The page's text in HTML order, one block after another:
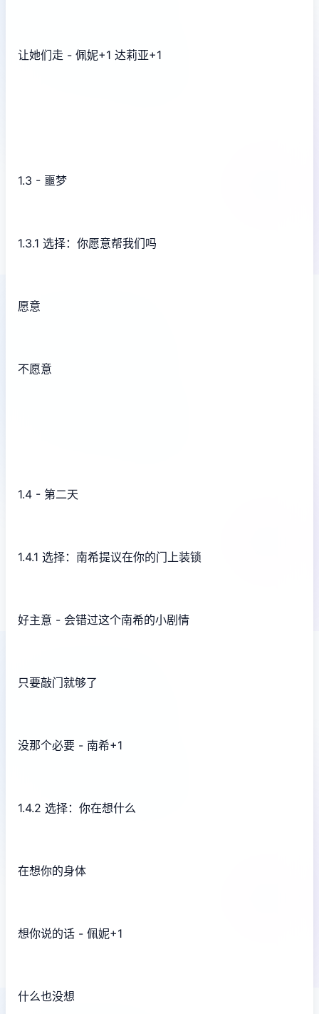
让她们走 - 佩妮+1 达莉亚+1
1.3 - 噩梦
1.3.1 选择：你愿意帮我们吗
愿意
不愿意
1.4 - 第二天
1.4.1 选择：南希提议在你的门上装锁
好主意 - 会错过这个南希的小剧情
只要敲门就够了
没那个必要 - 南希+1
1.4.2 选择：你在想什么
在想你的身体
想你说的话 - 佩妮+1
什么也没想